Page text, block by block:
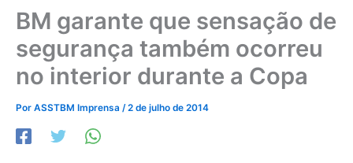
BM garante que sensação de
segurança também ocorreu
no interior durante a Copa
Por ASSTBM Imprensa /2 de julho de 2014